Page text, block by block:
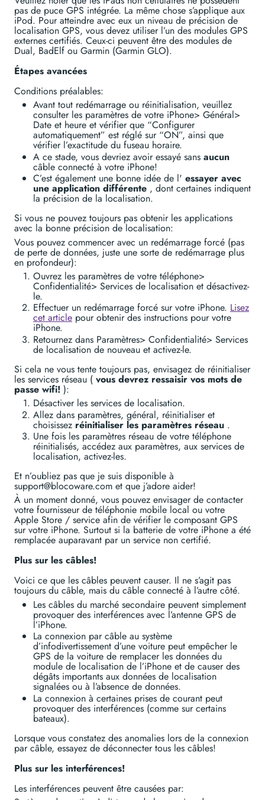
pas de puce GPS intégrée. La même chose s’applique aux
iPod. Pour atteindre avec eux un niveau de précision de
localisation GPS, vous devez utiliser l’un des modules GPS
externes certifiés. Ceux-ci peuvent être des modules de
Dual, BadElf ou Garmin (Garmin GLO).
Étapes avancées
Conditions préalables:
Avant tout redémarrage ou réinitialisation, veuillez
consulter les paramètres de votre iPhone> Général>
Date et heure et vérifier que “Configurer
automatiquement” est réglé sur “ON”, ainsi que
vérifier l’exactitude du fuseau horaire.
A ce stade, vous devriez avoir essayé sans aucun
câble connecté à votre iPhone!
C’est également une bonne idée de l' essayer avec
une application différente , dont certaines indiquent
la précision de la localisation.
Si vous ne pouvez toujours pas obtenir les applications
avec la bonne précision de localisation:
Vous pouvez commencer avec un redémarrage forcé (pas
de perte de données, juste une sorte de redémarrage plus
en profondeur):
Ouvrez les paramètres de votre téléphone>
Confidentialité> Services de localisation et désactivez-
le.
Effectuer un redémarrage forcé sur votre iPhone. Lisez
cet article pour obtenir des instructions pour votre
iPhone.
Retournez dans Paramètres> Confidentialité> Services
de localisation de nouveau et activez-le.
Si cela ne vous tente toujours pas, envisagez de réinitialiser
les services réseau ( vous devrez ressaisir vos mots de
passe wifi! ):
Désactiver les services de localisation.
Allez dans paramètres, général, réinitialiser et
choisissez réinitialiser les paramètres réseau .
Une fois les paramètres réseau de votre téléphone
réinitialisés, accédez aux paramètres, aux services de
localisation, activez-les.
Et n’oubliez pas que je suis disponible à
support@blocoware.com et que j’adore aider!
À un moment donné, vous pouvez envisager de contacter
votre fournisseur de téléphonie mobile local ou votre
Apple Store / service afin de vérifier le composant GPS
sur votre iPhone. Surtout si la batterie de votre iPhone a été
remplacée auparavant par un service non certifié.
Plus sur les câbles!
Voici ce que les câbles peuvent causer. Il ne s’agit pas
toujours du câble, mais du câble connecté à l’autre côté.
Les câbles du marché secondaire peuvent simplement
provoquer des interférences avec l’antenne GPS de
l’iPhone.
La connexion par câble au système
d’infodivertissement d’une voiture peut empêcher le
GPS de la voiture de remplacer les données du
module de localisation de l’iPhone et de causer des
dégâts importants aux données de localisation
signalées ou à l’absence de données.
La connexion à certaines prises de courant peut
provoquer des interférences (comme sur certains
bateaux).
Lorsque vous constatez des anomalies lors de la connexion
par câble, essayez de déconnecter tous les câbles!
Plus sur les interférences!
Les interférences peuvent être causées par: